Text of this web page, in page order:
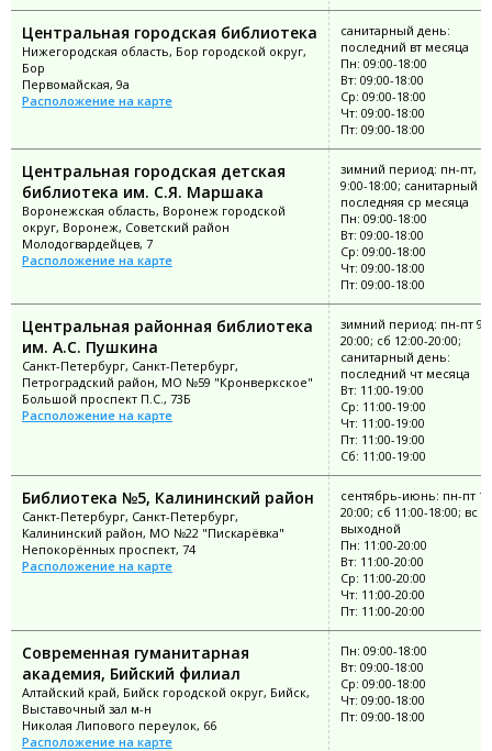
Центральная городская библиотека
Нижегородская область, Бор городской округ,
Бор
Первомайская, 9а
Расположение на карте
санитарный день:
последний вт месяца
Пн: 09:00-18:00
Вт: 09:00-18:00
Ср: 09:00-18:00
Чт: 09:00-18:00
Пт: 09:00-18:00
Центральная городская детская
библиотека им. С.Я. Маршака
Воронежская область, Воронеж городской
округ, Воронеж, Советский район
Молодогвардейцев, 7
Расположение на карте
зимний период: пн-пт, вс
9:00-18:00; санитарный
последняя ср месяца
Пн: 09:00-18:00
Вт: 09:00-18:00
Ср: 09:00-18:00
Чт: 09:00-18:00
Пт: 09:00-18:00
Центральная районная библиотека
им. А.С. Пушкина
Санкт-Петербург, Санкт-Петербург,
Петроградский район, МО №59 "Кронверкское"
Большой проспект П.С., 73Б
Расположение на карте
зимний период: пн-пт
20:00; сб 12:00-20:00;
санитарный день:
последний чт месяца
Вт: 11:00-19:00
Ср: 11:00-19:00
Чт: 11:00-19:00
Пт: 11:00-19:00
Сб: 11:00-19:00
Библиотека №5, Калининский район
Санкт-Петербург, Санкт-Петербург,
Калининский район, МО №22 "Пискарёвка"
Непокорённых проспект, 74
Расположение на карте
сентябрь-июнь: пн-пт
20:00; сб 11:00-18:00; вс
выходной
Пн: 11:00-20:00
Вт: 11:00-20:00
Ср: 11:00-20:00
Чт: 11:00-20:00
Пт: 11:00-20:00
Современная гуманитарная
академия, Бийский филиал
Алтайский край, Бийск городской округ, Бийск,
Выставочный зал м-н
Николая Липового переулок, 66
Расположение на карте
Пн: 09:00-18:00
Вт: 09:00-18:00
Ср: 09:00-18:00
Чт: 09:00-18:00
Пт: 09:00-18:00